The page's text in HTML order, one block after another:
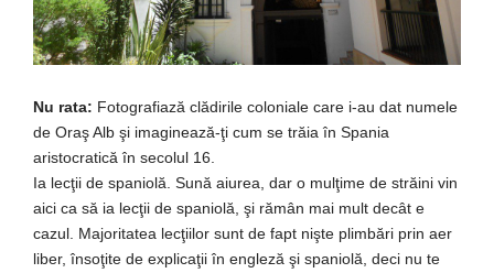
Nu rata: Fotografiază clădirile coloniale care i-au dat numele
de Oraş Alb şi imaginează-ţi cum se trăia în Spania
aristocratică în secolul 16.
Ia lecţii de spaniolă. Sună aiurea, dar o mulţime de străini vin
aici ca să ia lecţii de spaniolă, şi rămân mai mult decât e
cazul. Majoritatea lecţiilor sunt de fapt nişte plimbări prin aer
liber, însoţite de explicaţii în engleză şi spaniolă, deci nu te